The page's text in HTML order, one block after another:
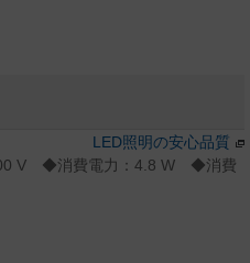
LED照明の安心品質
V ◆消費電力：4.8 W ◆消費